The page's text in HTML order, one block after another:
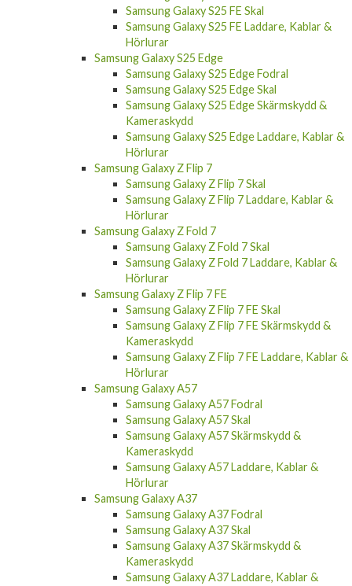
Samsung Galaxy S25 FE Skal
Samsung Galaxy S25 FE Laddare, Kablar &
Hörlurar
Samsung Galaxy S25 Edge
Samsung Galaxy S25 Edge Fodral
Samsung Galaxy S25 Edge Skal
Samsung Galaxy S25 Edge Skärmskydd &
Kameraskydd
Samsung Galaxy S25 Edge Laddare, Kablar &
Hörlurar
Samsung Galaxy Z Flip 7
Samsung Galaxy Z Flip 7 Skal
Samsung Galaxy Z Flip 7 Laddare, Kablar &
Hörlurar
Samsung Galaxy Z Fold 7
Samsung Galaxy Z Fold 7 Skal
Samsung Galaxy Z Fold 7 Laddare, Kablar &
Hörlurar
Samsung Galaxy Z Flip 7 FE
Samsung Galaxy Z Flip 7 FE Skal
Samsung Galaxy Z Flip 7 FE Skärmskydd &
Kameraskydd
Samsung Galaxy Z Flip 7 FE Laddare, Kablar &
Hörlurar
Samsung Galaxy A57
Samsung Galaxy A57 Fodral
Samsung Galaxy A57 Skal
Samsung Galaxy A57 Skärmskydd &
Kameraskydd
Samsung Galaxy A57 Laddare, Kablar &
Hörlurar
Samsung Galaxy A37
Samsung Galaxy A37 Fodral
Samsung Galaxy A37 Skal
Samsung Galaxy A37 Skärmskydd &
Kameraskydd
Samsung Galaxy A37 Laddare, Kablar &